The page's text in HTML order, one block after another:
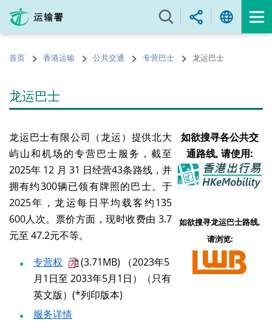
内
的首页 香港运输 公共交通 专营巴士 龙运巴士
龙运巴士
龙运巴士有限公司（龙运）提供北大
屿山和机场的专营巴士服务，截至
2025年 12 月 31 日经营43条路线，并
拥有约300辆已领有牌照的巴士。于
2025年 ，龙运每日平均载客约135
600人次。票价方面，现时收费由 3.7
元至 47.2元不等。
专营权
(3.71MB) （2023年5
月1日至 2033年5月1日）（只有
英文版）(*列印版本)
服务详情
如欲搜寻各公共交
通路线, 请使用:
如欲搜寻龙运巴士路线,
请浏览: